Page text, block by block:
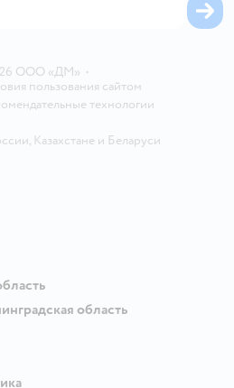
ООО «ДМ» •
пользования сайтом
технологии
, Казахстанеи Беларуси
область